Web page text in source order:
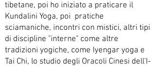
tibetane, poi ho iniziato a praticare il
Kundalini Yoga, poi pratiche
sciamaniche, incontri con mistici, altri tipi
di discipline "interne" come altre
tradizioni yogiche, come Iyengar yoga e
Tai Chi, lo studio degli Oracoli Cinesi dell'I-